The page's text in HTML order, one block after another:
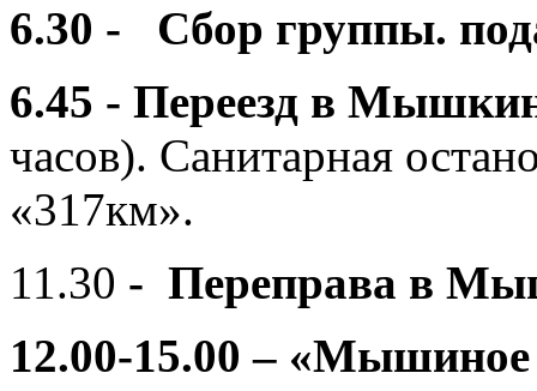
6.30 - Сбор группы.
6.45 - Переезд в
часов). Санитарная
«317км».
11.30 - Переправа в
12.00-15.00 – «Мышиное